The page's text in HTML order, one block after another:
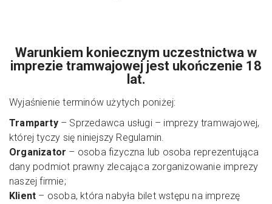
Warunkiem koniecznym uczestnictwa w
imprezie tramwajowej jest ukończenie 18
lat.
Wyjaśnienie terminów użytych poniżej:
Tramparty– Sprzedawca usługi – imprezy tramwajowej,
której tyczy się niniejszy Regulamin.
Organizator – osoba fizyczna lub osoba reprezentująca
dany podmiot prawny zlecająca zorganizowanie imprezy
naszej firmie;
Klient – osoba, która nabyła bilet wstępu na imprezę